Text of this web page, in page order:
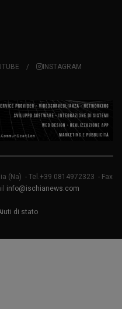
INSTAGRAM
(Na) - Tel.+39 0814972323 - Fax
info@ischianews.com
di stato